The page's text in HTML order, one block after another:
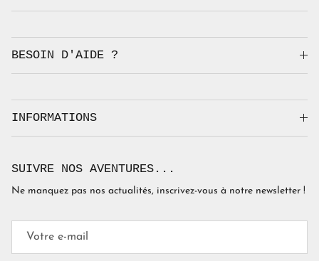
BESOIN D'AIDE ?
INFORMATIONS
SUIVRE NOS AVENTURES...
Ne manquez pas nos actualités, inscrivez-vous à notre newsletter !